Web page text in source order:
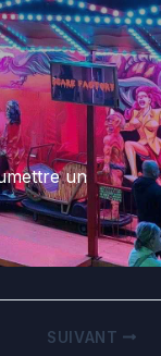
un
SUIVANT